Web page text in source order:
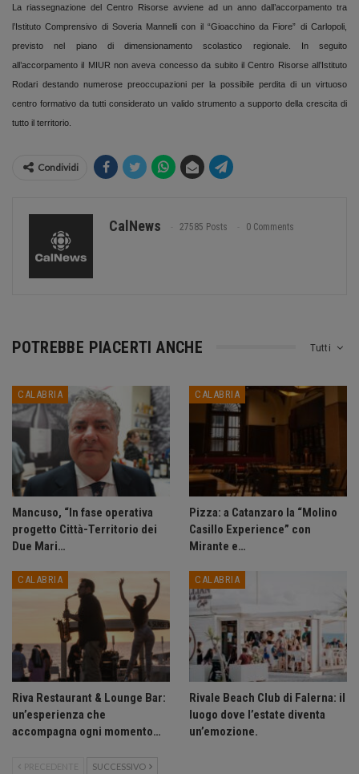
La riassegnazione del Centro Risorse avviene ad un anno dall’accorpamento tra
l’Istituto Comprensivo di Soveria Mannelli con il “Gioacchino da Fiore” di Carlopoli,
previsto nel piano di dimensionamento scolastico regionale. In seguito
all’accorpamento il MIUR non aveva concesso da subito il Centro Risorse all’Istituto
Rodari destando numerose preoccupazioni per la possibile perdita di un virtuoso
centro formativo da tutti considerato un valido strumento a supporto della crescita di
tutto il territorio.
Condividi
CalNews 27585 Posts 0 Comments
Tutti
POTREBBE PIACERTI ANCHE
CALABRIA
Mancuso, “In fase operativa
progetto Città-Territorio dei
Due Mari…
CALABRIA
Pizza: a Catanzaro la “Molino
Casillo Experience” con
Mirante e…
CALABRIA
Riva Restaurant & Lounge Bar:
un’esperienza che
accompagna ogni momento…
CALABRIA
Rivale Beach Club di Falerna: il
luogo dove l’estate diventa
un’emozione.
PRECEDENTE SUCCESSIVO